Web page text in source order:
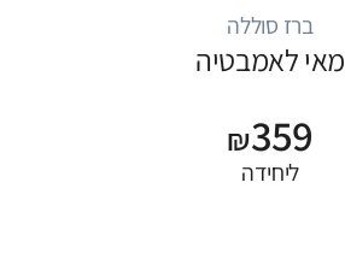
ברז סוללה
מאי לאמבטיה
₪359
ליחידה